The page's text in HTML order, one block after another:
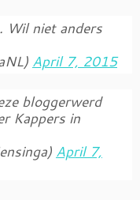
Wil niet anders
April 7, 2015
bloggerwerd
Kappers in
April 7,